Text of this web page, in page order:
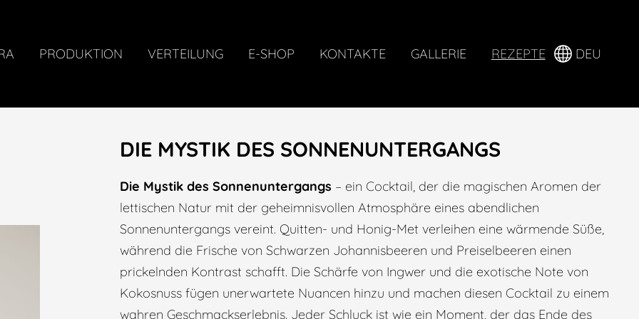
PRODUKTION VERTEILUNG E-SHOP KONTAKTE GALLERIE REZEPTE DEU
DIE MYSTIK DES SONNENUNTERGANGS
Die Mystik des Sonnenuntergangs – ein Cocktail, der die magischen Aromen der
lettischen Natur mit der geheimnisvollen Atmosphäre eines abendlichen
Sonnenuntergangs vereint. Quitten- und Honig-Met verleihen eine wärmende Süße,
während die Frische von Schwarzen Johannisbeeren und Preiselbeeren einen
prickelnden Kontrast schafft. Die Schärfe von Ingwer und die exotische Note von
Kokosnuss fügen unerwartete Nuancen hinzu und machen diesen Cocktail zu einem
wahren Geschmackserlebnis. Jeder Schluck ist wie ein Moment, der das Ende des